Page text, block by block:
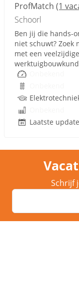
ProfMatch (1
Schoorl
Ben jij die hands-
niet schuwt? Zoek
met een
Laatste
Schrijf